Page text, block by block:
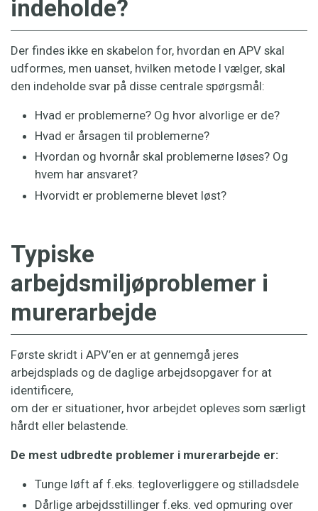
indeholde?
Der findes ikke en skabelon for, hvordan en APV skal
udformes, men uanset, hvilken metode I vælger, skal
den indeholde svar på disse centrale spørgsmål:
Hvad er problemerne? Og hvor alvorlige er de?
Hvad er årsagen til problemerne?
Hvordan og hvornår skal problemerne løses? Og
hvem har ansvaret?
Hvorvidt er problemerne blevet løst?
Typiske
arbejdsmiljøproblemer i
murerarbejde
Første skridt i APV’en er at gennemgå jeres
arbejdsplads og de daglige arbejdsopgaver for at
identificere,
om der er situationer, hvor arbejdet opleves som særligt
hårdt eller belastende.
De mest udbredte problemer i murerarbejde er:
Tunge løft af f.eks. tegloverliggere og stilladsdele
Dårlige arbejdsstillinger f.eks. ved opmuring over